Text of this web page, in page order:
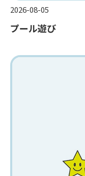
2026-08-05
プール遊び